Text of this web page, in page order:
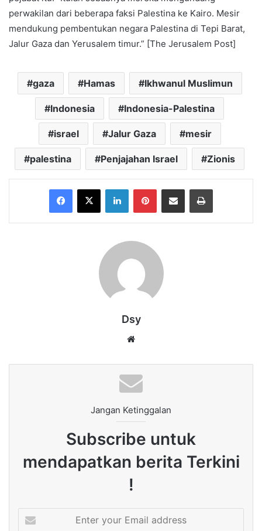
perwakilan dari beberapa faksi Palestina ke Kairo. Mesir
mendukung pembentukan negara Palestina di Tepi Barat,
Jalur Gaza dan Yerusalem timur.” [The Jerusalem Post]
gaza Hamas Ikhwanul Muslimun
Indonesia Indonesia-Palestina
israel Jalur Gaza mesir
palestina Penjajahan Israel Zionis
Facebook
X LinkedInPinterestShare via Email Print
Dsy
Jangan Ketinggalan
Subscribe untuk
mendapatkan berita Terkini
!
your